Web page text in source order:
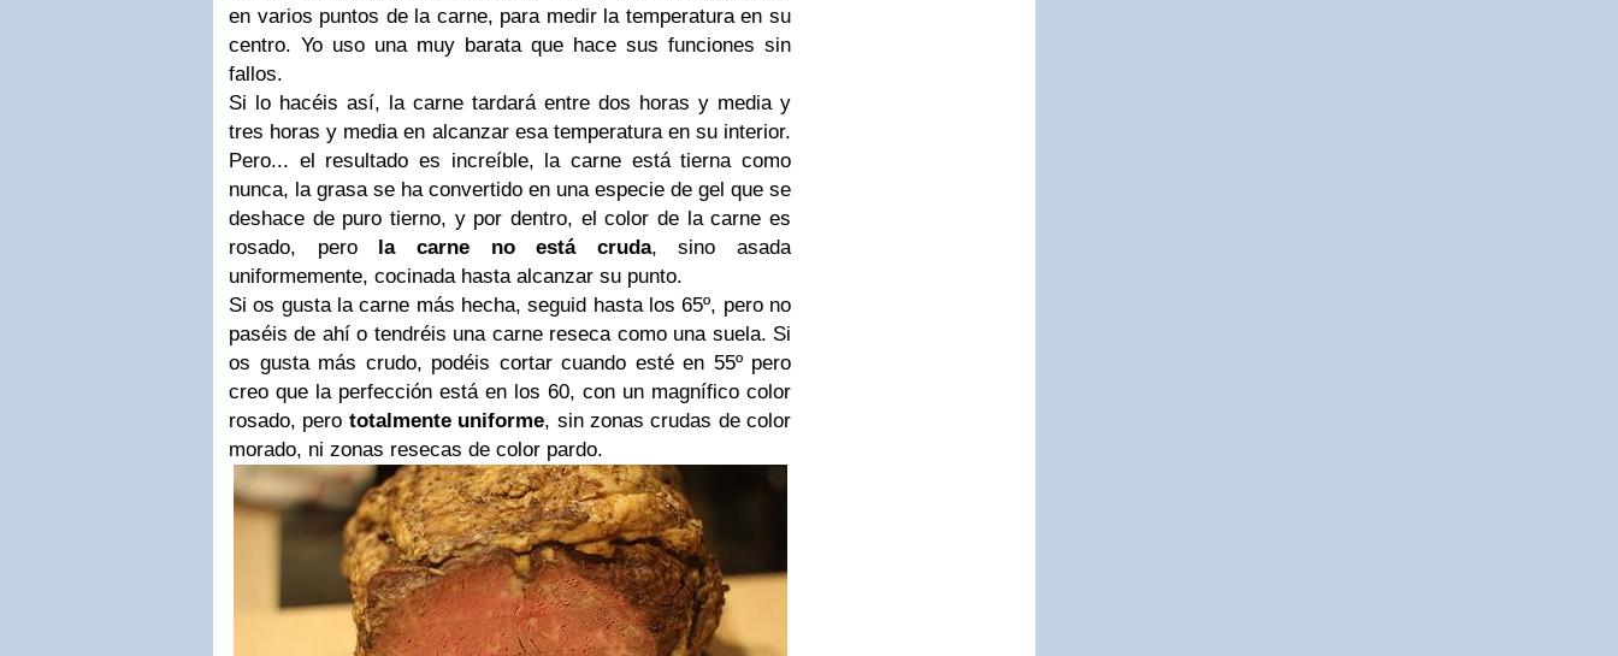
en varios puntos de la carne, para medir la temperatura en su
centro. Yo uso una muy barata que hace sus funciones sin
fallos.
Si lo hacéis así, la carne tardará entre dos horas y media y
tres horas y media en alcanzar esa temperatura en su interior.
Pero... el resultado es increíble, la carne está tierna como
nunca, la grasa se ha convertido en una especie de gel que se
deshace de puro tierno, y por dentro, el color de la carne es
rosado, pero la carne no está cruda, sino asada
uniformemente, cocinada hasta alcanzar su punto.
Si os gusta la carne más hecha, seguid hasta los 65º, pero no
paséis de ahí o tendréis una carne reseca como una suela. Si
os gusta más crudo, podéis cortar cuando esté en 55º pero
creo que la perfección está en los 60, con un magnífico color
rosado, pero totalmente uniforme, sin zonas crudas de color
morado, ni zonas resecas de color pardo.